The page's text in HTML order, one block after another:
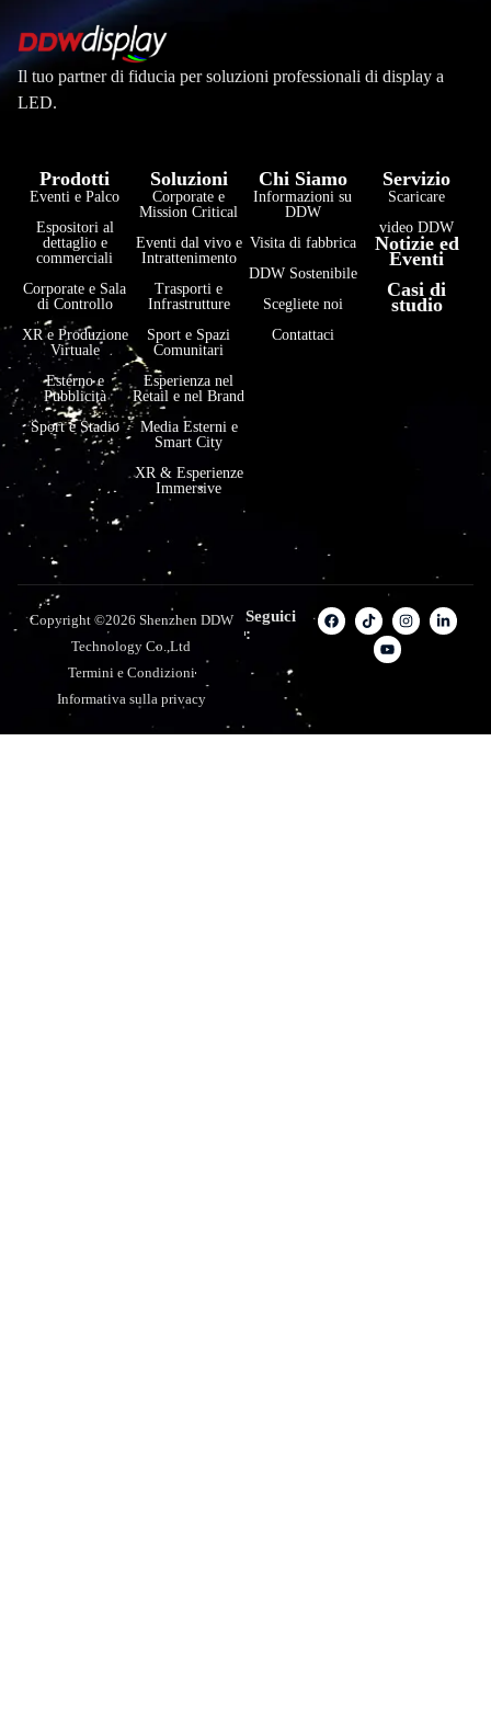
Il tuo partner di fiducia per soluzioni professionali di display a
LED.
Prodotti
Eventi e Palco
Espositori al
dettaglio e
commerciali
Corporate e Sala
di Controllo
XR e Produzione
Virtuale
Esterno e
Pubblicità
Sport e Stadio
Soluzioni
Corporate e
Mission Critical
Eventi dal vivo e
Intrattenimento
Trasporti e
Infrastrutture
Sport e Spazi
Comunitari
Esperienza nel
Retail e nel Brand
Media Esterni e
Smart City
XR & Esperienze
Immersive
Chi Siamo
Informazioni su
DDW
Visita di fabbrica
DDW Sostenibile
Scegliete noi
Contattaci
Servizio
Scaricare
video DDW
Notizie ed
Eventi
Casi di
studio
Copyright ©2026 Shenzhen DDW
Technology Co.,Ltd
Termini e Condizioni
Informativa sulla privacy
Seguici
: